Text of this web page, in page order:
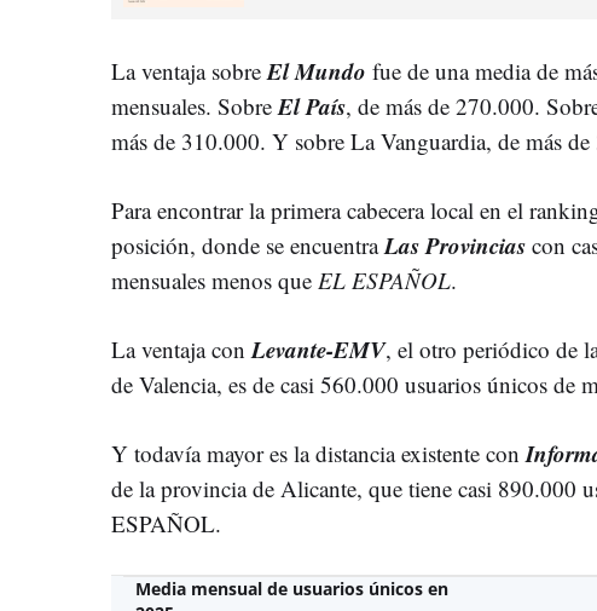
La ventaja sobre El Mundo fue de una media de
mensuales. Sobre El País, de más de 270.000.
más de 310.000. Y sobre La Vanguardia, de más
Para encontrar la primera cabecera local en el
posición, donde se encuentraLas Provincias con
mensuales menos que EL ESPAÑOL.
La ventaja con Levante-EMV, el otro periódico de
de Valencia, es de casi 560.000 usuarios únicos de
Y todavía mayor es la distancia existente con
de la provincia de Alicante, que tiene casi 890.000
ESPAÑOL.
Media mensual de usuarios únicos en